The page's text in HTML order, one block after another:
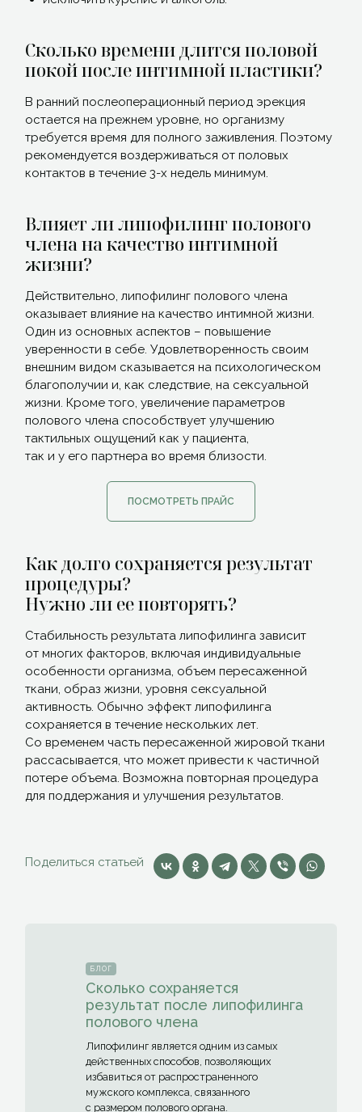
Сколько времени длится половой
покой после интимной пластики?
В ранний послеоперационный период эрекция
остается на прежнем уровне, но организму
требуется время для полного заживления. Поэтому
рекомендуется воздерживаться от половых
контактов в течение 3-х недель минимум.
Влияет ли липофилинг полового
члена на качество интимной
жизни?
Действительно, липофилинг полового члена
оказывает влияние на качество интимной жизни.
Один из основных аспектов – повышение
уверенности в себе. Удовлетворенность своим
внешним видом сказывается на психологическом
благополучии и, как следствие, на сексуальной
жизни. Кроме того, увеличение параметров
полового члена способствует улучшению
тактильных ощущений как у пациента,
так и у его партнера во время близости.
ПОСМОТРЕТЬ ПРАЙС
Как долго сохраняется результат
процедуры?
Нужно ли ее повторять?
Стабильность результата липофилинга зависит
от многих факторов, включая индивидуальные
особенности организма, объем пересаженной
ткани, образ жизни, уровня сексуальной
активность. Обычно эффект липофилинга
сохраняется в течение нескольких лет.
Со временем часть пересаженной жировой ткани
рассасывается, что может привести к частичной
потере объема. Возможна повторная процедура
для поддержания и улучшения результатов.
Поделиться статьей
БЛОГ
Сколько сохраняется
результат после липофилинга
полового члена
Липофилинг является одним из самых
действенных способов, позволяющих
избавиться от распространенного
мужского комплекса, связанного
с размером полового органа.